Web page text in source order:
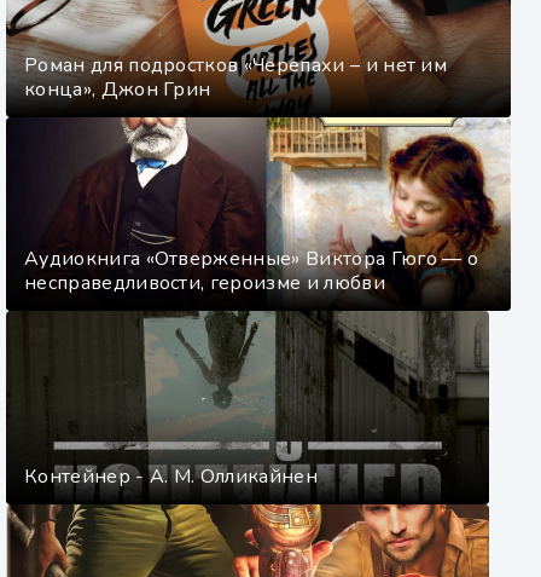
Роман для подростков «Черепахи – и нет им
конца», Джон Грин
Аудиокнига «Отверженные» Виктора Гюго — о
несправедливости, героизме и любви
Контейнер - А. М. Олликайнен